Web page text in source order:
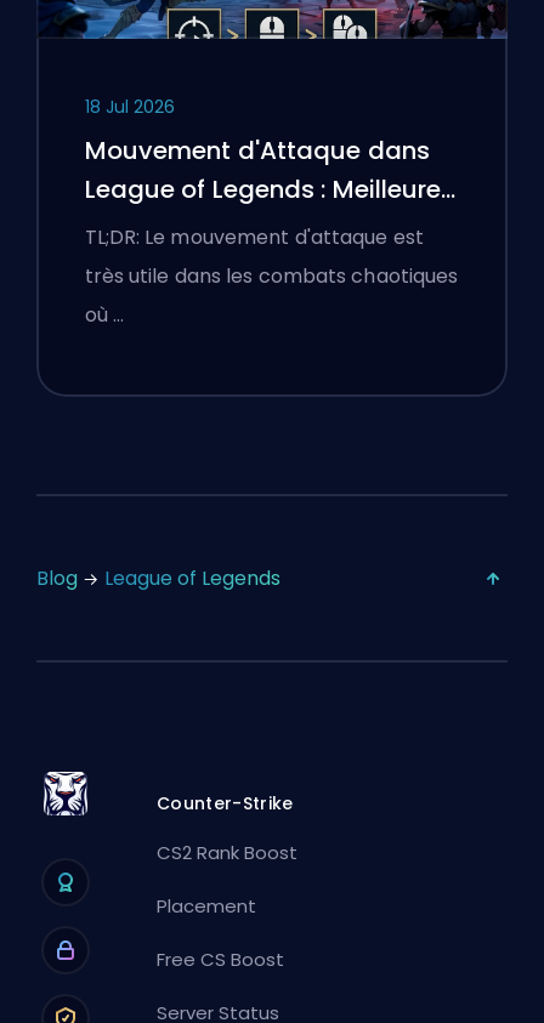
18 Jul 2026
Mouvement d'Attaque dans
League of Legends : Meilleures
Configurations
TL;DR: Le mouvement d'attaque est
très utile dans les combats chaotiques
où …
Blog League of Legends
Counter-Strike
CS2 Rank Boost
Placement
Free CS Boost
Server Status